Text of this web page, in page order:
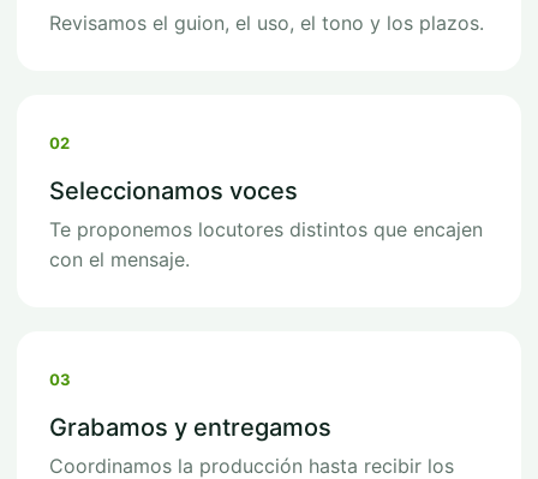
Revisamos el guion, el uso, el tono y los plazos.
02
Seleccionamos voces
Te proponemos locutores distintos que encajen
con el mensaje.
03
Grabamos y entregamos
Coordinamos la producción hasta recibir los